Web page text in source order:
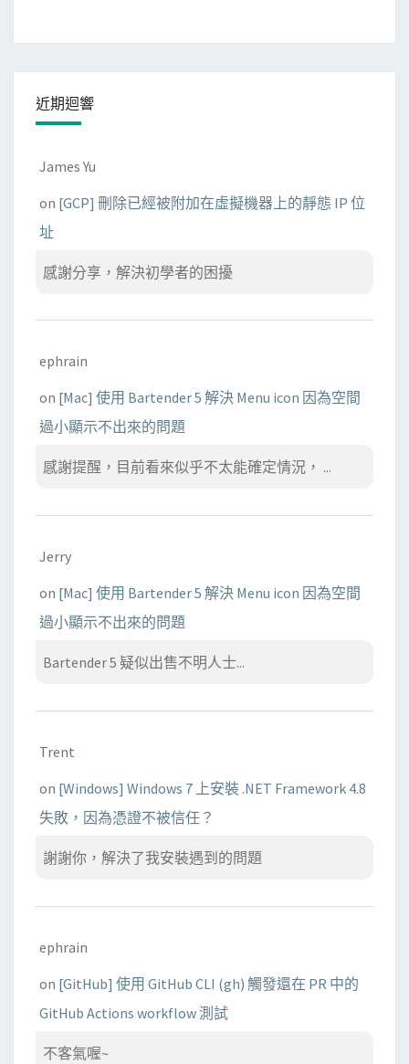
連
近期迴響
James Yu
on [GCP] 刪除已經被附加在虛擬機器上的靜態 IP 位
址
感謝分享，解決初學者的困擾
ephrain
on [Mac] 使用 Bartender 5 解決 Menu icon 因為空間
過小顯示不出來的問題
感謝提醒，目前看來似乎不太能確定情況， ...
Jerry
on [Mac] 使用 Bartender 5 解決 Menu icon 因為空間
過小顯示不出來的問題
Bartender 5 疑似出售不明人士...
Trent
on [Windows] Windows 7 上安裝 .NET Framework 4.8
失敗，因為憑證不被信任？
謝謝你，解決了我安裝遇到的問題
ephrain
on [GitHub] 使用 GitHub CLI (gh) 觸發還在 PR 中的
GitHub Actions workflow 測試
不客氣喔~